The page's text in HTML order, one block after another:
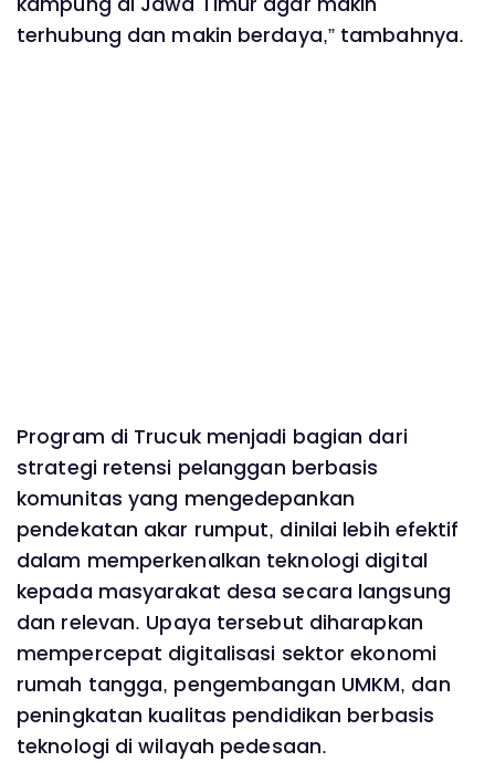
terhubung dan makin berdaya,” tambahnya.
Program di Trucuk menjadi bagian dari
strategi retensi pelanggan berbasis
komunitas yang mengedepankan
pendekatan akar rumput, dinilai lebih efektif
dalam memperkenalkan teknologi digital
kepada masyarakat desa secara langsung
dan relevan. Upaya tersebut diharapkan
mempercepat digitalisasi sektor ekonomi
rumah tangga, pengembangan UMKM, dan
peningkatan kualitas pendidikan berbasis
teknologi di wilayah pedesaan.